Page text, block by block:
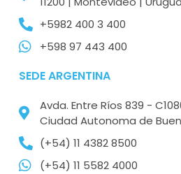
+5982 400 3 400
+598 97 443 400
SEDE ARGENTINA
Avda. Entre Ríos 839 -
Ciudad Autonoma de
(+54) 11 4382 8500
(+54) 11 5582 4000